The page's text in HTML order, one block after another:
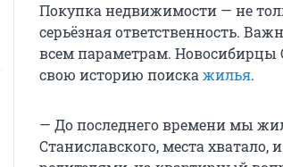
Покупка недвижимости — не
серьёзная ответственность.
всем параметрам. Новосибирцы
свою историю поиска жилья.
— До последнего времени мы
Станиславского, места хватало,